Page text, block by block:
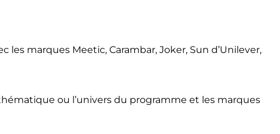
marques Meetic, Carambar, Joker, Sun d’Unilever,
ou l’univers du programme et les marques